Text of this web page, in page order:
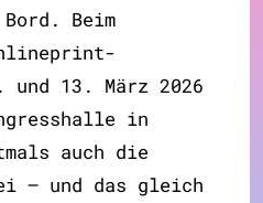
Beim
13. März 2026
in
auch die
– und das gleich